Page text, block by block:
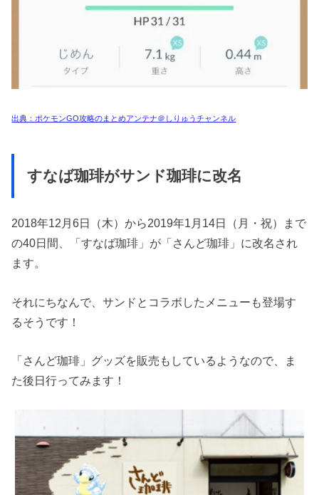
出典：ポケモンGO攻略のまとめアンテナ＠しりゅうチャンネル
すなば珈琲がサンド珈琲に改名
2018年12月6日（木）から2019年1月14日（月・祝）まで
の40日間、「すなば珈琲」が「さんど珈琲」に改名され
ます。
それにちなんで、サンドとコラボしたメニューも登場す
るそうです！
「さんど珈琲」グッズを販売もしているようなので、ま
た後日行ってみます！